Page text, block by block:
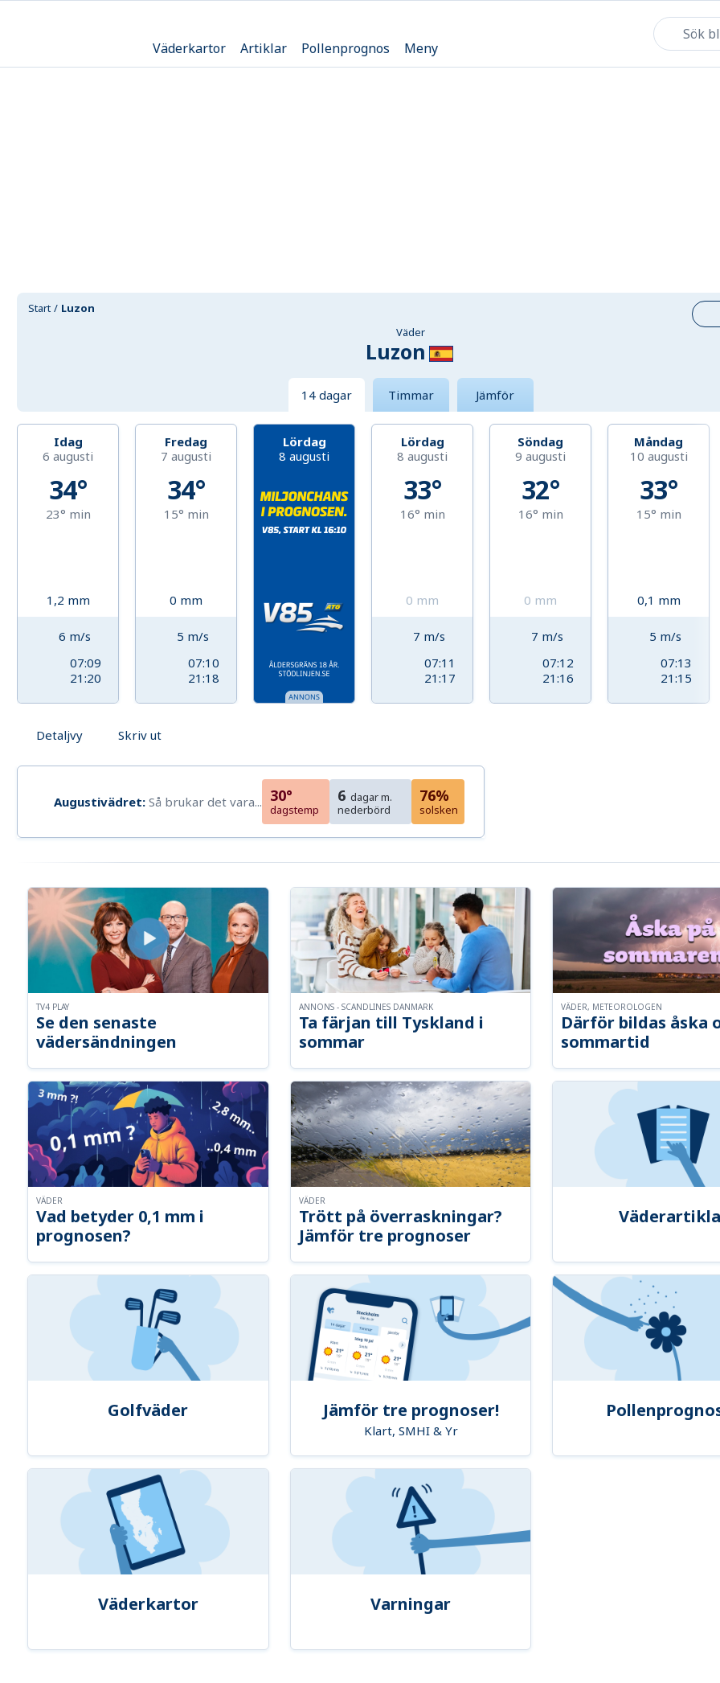
Väderkartor Artiklar Pollenprognos Meny
Start
Luzon
Väder
Luzon
14 dagar Timmar Jämför
Idag
6 augusti
34°
23° min
1,2 mm
6 m/s
07:09
21:20
Fredag
7 augusti
34°
15° min
0 mm
5 m/s
07:10
21:18
Lördag
8 augusti
Lördag
8 augusti
33°
16° min
0 mm
7 m/s
07:11
21:17
Söndag
9 augusti
32°
16° min
0 mm
7 m/s
07:12
21:16
Måndag
10 augusti
33°
15° min
0,1 mm
5 m/s
07:13
21:15
Detaljvy Skriv ut
Augustivädret: Så brukar det vara... 30°
dagstemp
6 dagar m.
nederbörd
76%
solsken
Se den senaste
vädersändningen
TV4 PLAY
Ta färjan till Tyskland i
sommar
ANNONS - SCANDLINES DANMARK
Därför bildas åska
sommartid
VÄDER, METEOROLOGEN
Vad betyder 0,1 mm i
prognosen?
VÄDER
Trött på överraskningar?
Jämför tre prognoser
VÄDER
Golfväder Jämför tre prognoser!
Klart, SMHI & Yr
Väderkartor Varningar